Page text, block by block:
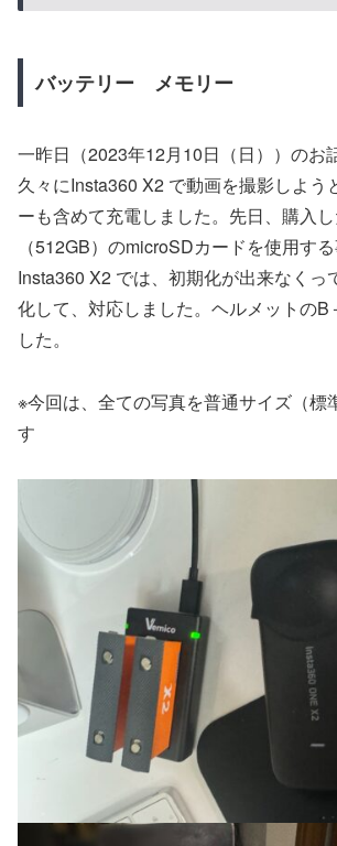
バッテリー メモリー
一昨日（2023年12月10日（日））のお
久々にInsta360 X2 で動画を撮影しよう
ーも含めて充電しました。先日、購入
（512GB）のmicroSDカードを使用する
Insta360 X2 では、初期化が出来なくっ
化して、対応しました。ヘルメットのB
した。
※今回は、全ての写真を普通サイズ（標
す